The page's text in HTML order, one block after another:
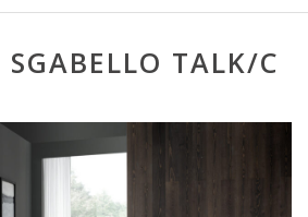
TALK/C